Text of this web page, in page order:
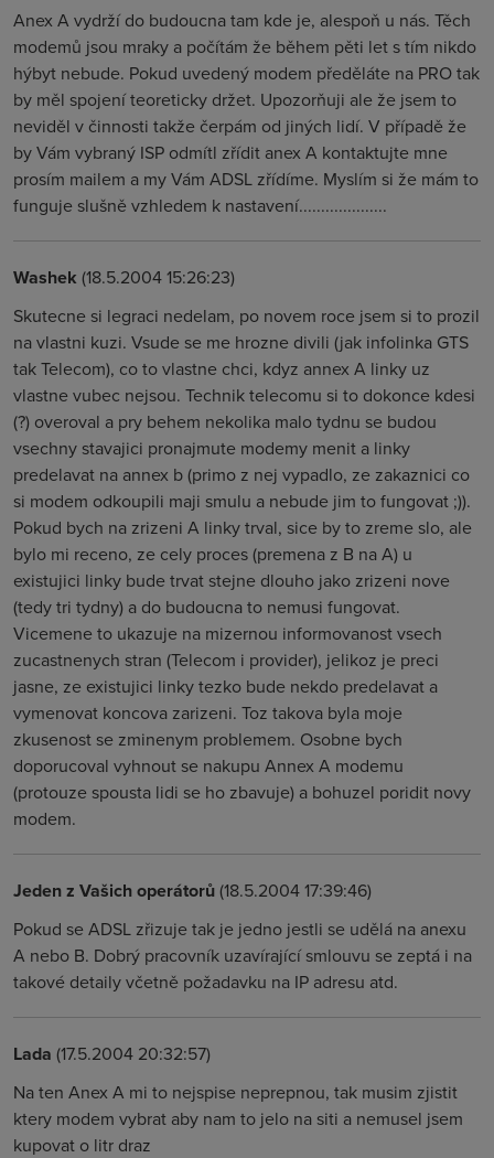
Anex A vydrží do budoucna tam kde je, alespoň u nás. Těch
modemů jsou mraky a počítám že během pěti let s tím nikdo
hýbyt nebude. Pokud uvedený modem předěláte na PRO tak
by měl spojení teoreticky držet. Upozorňuji ale že jsem to
neviděl v činnosti takže čerpám od jiných lidí. V případě že
by Vám vybraný ISP odmítl zřídit anex A kontaktujte mne
prosím mailem a my Vám ADSL zřídíme. Myslím si že mám to
funguje slušně vzhledem k nastavení....................
Washek (18.5.2004 15:26:23)
Skutecne si legraci nedelam, po novem roce jsem si to prozil
na vlastni kuzi. Vsude se me hrozne divili (jak infolinka GTS
tak Telecom), co to vlastne chci, kdyz annex A linky uz
vlastne vubec nejsou. Technik telecomu si to dokonce kdesi
(?) overoval a pry behem nekolika malo tydnu se budou
vsechny stavajici pronajmute modemy menit a linky
predelavat na annex b (primo z nej vypadlo, ze zakaznici co
si modem odkoupili maji smulu a nebude jim to fungovat ;)).
Pokud bych na zrizeni A linky trval, sice by to zreme slo, ale
bylo mi receno, ze cely proces (premena z B na A) u
existujici linky bude trvat stejne dlouho jako zrizeni nove
(tedy tri tydny) a do budoucna to nemusi fungovat.
Vicemene to ukazuje na mizernou informovanost vsech
zucastnenych stran (Telecom i provider), jelikoz je preci
jasne, ze existujici linky tezko bude nekdo predelavat a
vymenovat koncova zarizeni. Toz takova byla moje
zkusenost se zminenym problemem. Osobne bych
doporucoval vyhnout se nakupu Annex A modemu
(protouze spousta lidi se ho zbavuje) a bohuzel poridit novy
modem.
Jeden z Vašich operátorů(18.5.2004 17:39:46)
Pokud se ADSL zřizuje tak je jedno jestli se udělá na anexu
A nebo B. Dobrý pracovník uzavírající smlouvu se zeptá i na
takové detaily včetně požadavku na IP adresu atd.
Lada (17.5.2004 20:32:57)
Na ten Anex A mi to nejspise neprepnou, tak musim zjistit
ktery modem vybrat aby nam to jelo na siti a nemusel jsem
kupovat o litr draz